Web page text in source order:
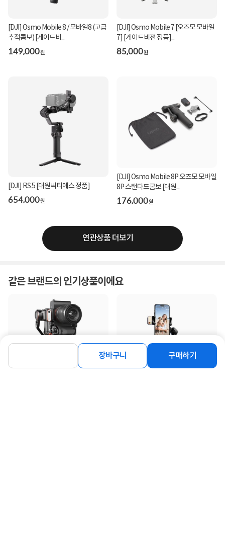
장바구니 구매하기
[DJI] Osmo Mobile 8 / 모바일8 (고급
추적콤보) [게이트비...
149,000원
[DJI] Osmo Mobile 7 [오즈모 모바일
7] [게이트비젼 정품]...
85,000원
[DJI] RS 5 [대원씨티에스 정품]
654,000원
[DJI] Osmo Mobile 8P 오즈모 모바일
8P 스탠다드콤보 [대원...
176,000원
연관상품 더보기
같은 브랜드의 인기상품이에요